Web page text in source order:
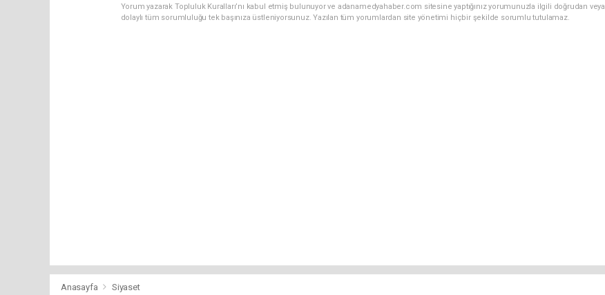
Yorum yazarak Topluluk Kuralları’nı kabul etmiş bulunuyor ve adanamedyahaber.com sitesine yaptığınız yorumunuzla ilgili doğrudan veya
dolaylı tüm sorumluluğu tek başınıza üstleniyorsunuz. Yazılan tüm yorumlardan site yönetimi hiçbir şekilde sorumlu tutulamaz.
Anasayfa Siyaset